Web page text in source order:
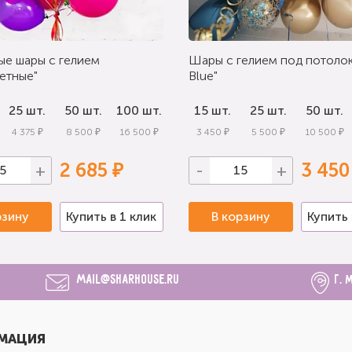
шары с гелием
25 шт.
4 375 ₽
50 шт.
8 500 ₽
100 шт.
16 500 ₽
+ 2 685 ₽
Купить в 1 клик
Шары с гелием под
Blue"
15 шт.
3 450 ₽
25 шт.
5 500 ₽
50 шт.
10 500 ₽
- + 3
В корзину Купить
mail@sharhouse.ru г.